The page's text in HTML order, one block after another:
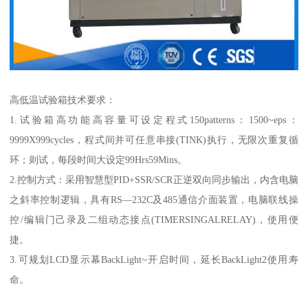
高低温试验箱技术要求：
1.试验箱高功能高容量可设定程式150patterns：1500~eps：
9999X999cycles，程式间并可任意串接(TINK)执行，无限次重复循
环；则试，每段时间大设定99Hrs59Mins。
2.控制方式：采用智慧型PID+SSR/SCR正逆双向同步输出，内含电脑
之斜率控制逻辑，具有RS—232C及485通信介面装置，电脑联线操
控/编辑门己录及二组动态接点(TIMERSINGALRELAY)，使用便
捷。
3.可规划LCD显示幕BackLight~开启时间，延长BackLight2使用寿
命。